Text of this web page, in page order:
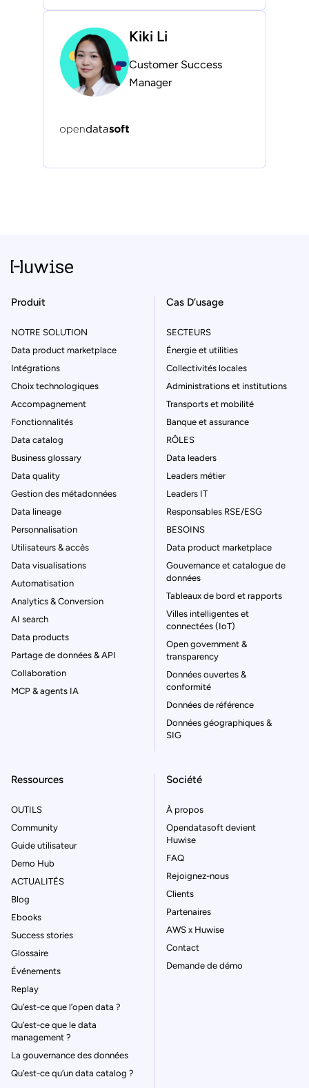
Kiki Li
Customer Success
Manager
Produit
NOTRE SOLUTION
Data product marketplace
Intégrations
Choix technologiques
Accompagnement
Fonctionnalités
Data catalog
Business glossary
Data quality
Gestion des métadonnées
Data lineage
Personnalisation
Utilisateurs & accès
Data visualisations
Automatisation
Analytics & Conversion
AI search
Data products
Partage de données & API
Collaboration
MCP & agents IA
Cas D’usage
SECTEURS
Énergie et utilities
Collectivités locales
Administrations et institutions
Transports et mobilité
Banque et assurance
RÔLES
Data leaders
Leaders métier
Leaders IT
Responsables RSE/ESG
BESOINS
Data product marketplace
Gouvernance et catalogue de
données
Tableaux de bord et rapports
Villes intelligentes et
connectées (IoT)
Open government &
transparency
Données ouvertes &
conformité
Données de référence
Données géographiques &
SIG
Ressources
OUTILS
Community
Guide utilisateur
Demo Hub
ACTUALITÉS
Blog
Ebooks
Success stories
Glossaire
Événements
Replay
Qu’est-ce que l’open data ?
Qu’est-ce que le data
management ?
La gouvernance des données
Qu’est-ce qu’un data catalog ?
Société
À propos
Opendatasoft devient
Huwise
FAQ
Rejoignez-nous
Clients
Partenaires
AWS x Huwise
Contact
Demande de démo